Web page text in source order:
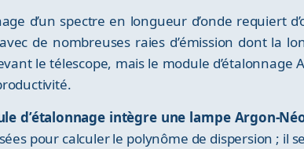
d’un spectre en longueur d’onde requiert
de nombreuses raies d’émission dont la
le télescope, mais le module
d’étalonnage intègre une lampe Argon-
pour calculer le polynôme de dispersion ; il